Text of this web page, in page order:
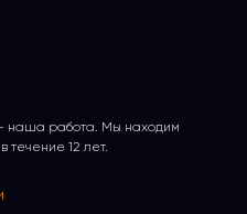
наша работа. Мы находим
12 лет.